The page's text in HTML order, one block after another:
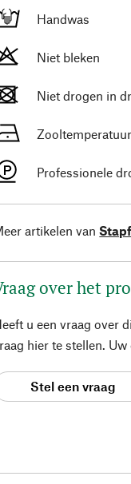
Handwas
Niet bleken
Niet drogen in
Professionele
artikelen van Stapf
over het
u een vraag over
hier te stellen.
Stel een vraag